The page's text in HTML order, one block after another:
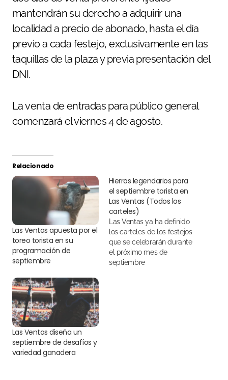
mantendrán su derecho a adquirir una
localidad a precio de abonado, hasta el día
previo a cada festejo, exclusivamente en las
taquillas de la plaza y previa presentación del
DNI.
La venta de entradas para público general
comenzará el viernes 4 de agosto.
Relacionado
Las Ventas apuesta por el
toreo torista en su
programación de
septiembre
Hierros legendarios para
el septiembre torista en
Las Ventas (Todos los
carteles)
los carteles de los festejos
que se celebrarán durante
el próximo mes de
septiembre
Las Ventas diseña un
septiembre de desafíos y
variedad ganadera